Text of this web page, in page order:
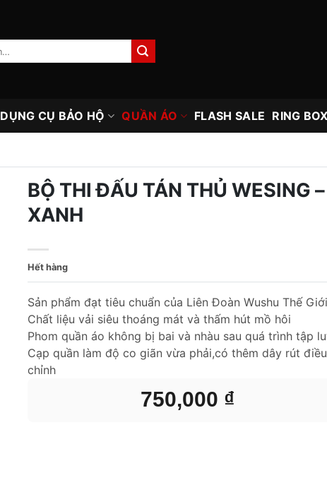
DỤNG CỤ BẢO HỘ QUẦN ÁO FLASH SALE RING
BỘ THI ĐẤU TÁN THỦ WESING –
XANH
750,000 ₫
Sản phẩm đạt tiêu chuẩn của Liên Đoàn Wushu Thế Giới
Chất liệu vải siêu thoáng mát và thấm hút mồ hôi
Phom quần áo không bị bai và nhàu sau quá trình tập
Cạp quần làm độ co giãn vừa phải,có thêm dây rút điều
chỉnh
Hết hàng